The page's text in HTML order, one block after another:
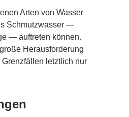
Arten von Wasser
Schmutzwasser —
— auftreten können.
Herausforderung
letztlich nur